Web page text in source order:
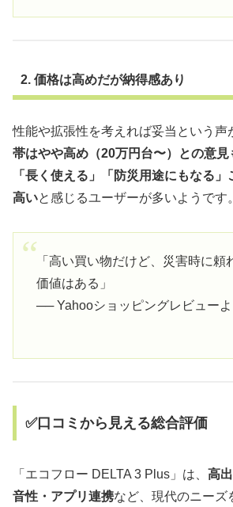
2. 価格は高めだが納得感あり
性能や拡張性を考えれば妥当という声
帯はやや高め（20万円台〜）との意見
「長く使える」「防災用途にもなる
高いと感じるユーザーが多いようです。
「高い買い物だけど、災害時に頼
価値はある」
── Yahooショッピングレビューよ
✅口コミから見える総合評価
「エコフロー DELTA 3 Plus」は、 高
音性・アプリ連携など、現代のニーズ